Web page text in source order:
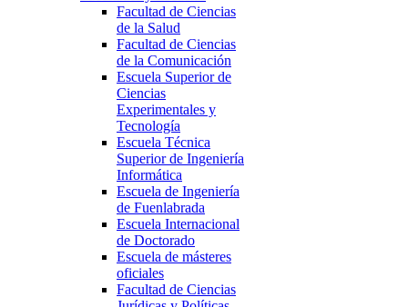
Facultad de Ciencias
de la Salud
Facultad de Ciencias
de la Comunicación
Escuela Superior de
Ciencias
Experimentales y
Tecnología
Escuela Técnica
Superior de Ingeniería
Informática
Escuela de Ingeniería
de Fuenlabrada
Escuela Internacional
de Doctorado
Escuela de másteres
oficiales
Facultad de Ciencias